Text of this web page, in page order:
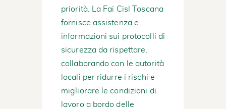
priorità. La Fai Cisl Toscana
fornisce assistenza e
informazioni sui protocolli di
sicurezza da rispettare,
collaborando con le autorità
locali per ridurre i rischi e
migliorare le condizioni di
lavoro a bordo delle